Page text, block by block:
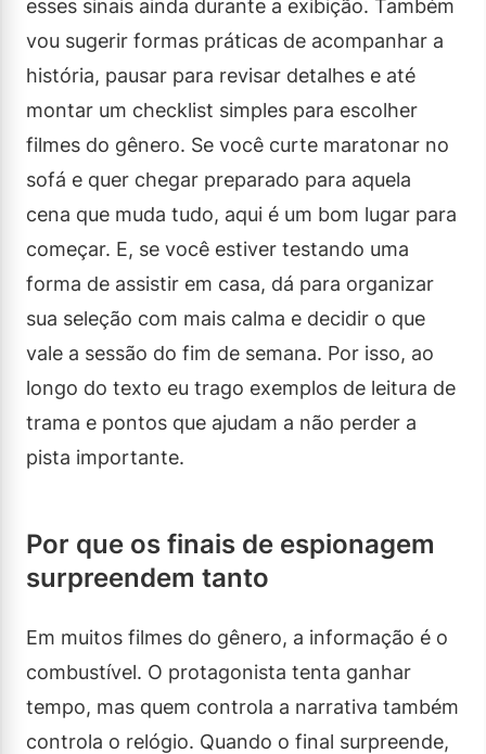
esses sinais ainda durante a exibição. Também
vou sugerir formas práticas de acompanhar a
história, pausar para revisar detalhes e até
montar um checklist simples para escolher
filmes do gênero. Se você curte maratonar no
sofá e quer chegar preparado para aquela
cena que muda tudo, aqui é um bom lugar para
começar. E, se você estiver testando uma
forma de assistir em casa, dá para organizar
sua seleção com mais calma e decidir o que
vale a sessão do fim de semana. Por isso, ao
longo do texto eu trago exemplos de leitura de
trama e pontos que ajudam a não perder a
pista importante.
Por que os finais de espionagem
surpreendem tanto
Em muitos filmes do gênero, a informação é o
combustível. O protagonista tenta ganhar
tempo, mas quem controla a narrativa também
controla o relógio. Quando o final surpreende,